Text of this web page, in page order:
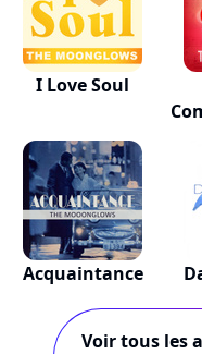
I Love Soul
Acquaintance
Voir tous les